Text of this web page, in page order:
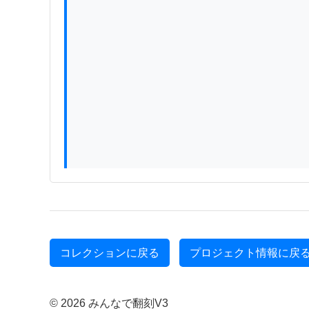
コレクションに戻る プロジェクト情報に戻
© 2026 みんなで翻刻V3